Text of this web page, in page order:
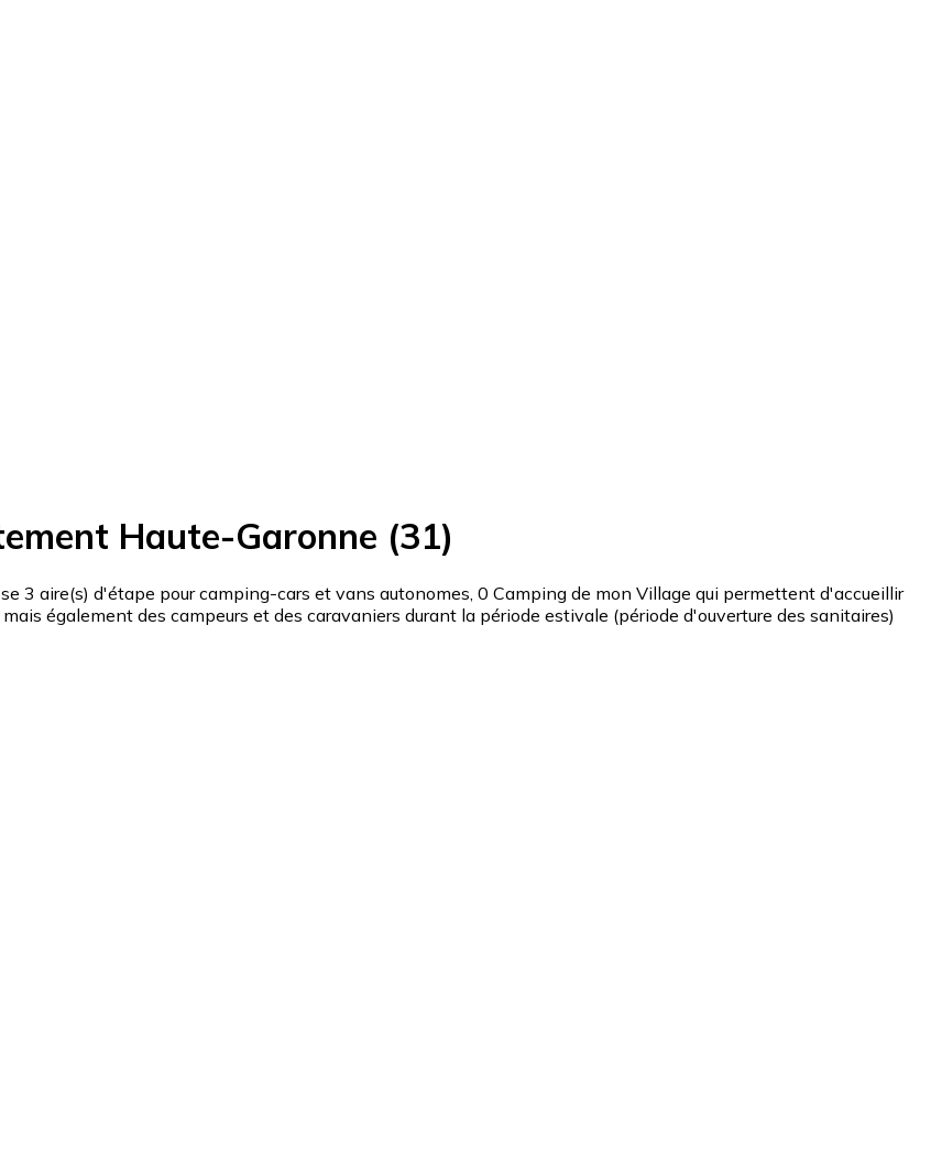
Haute-Garonne (31)
3 aire(s) d'étape pour camping-cars et vans autonomes, 0 Camping de mon Village qui permettent d'accueillir
également des campeurs et des caravaniers durant la période estivale (période d'ouverture des sanitaires)